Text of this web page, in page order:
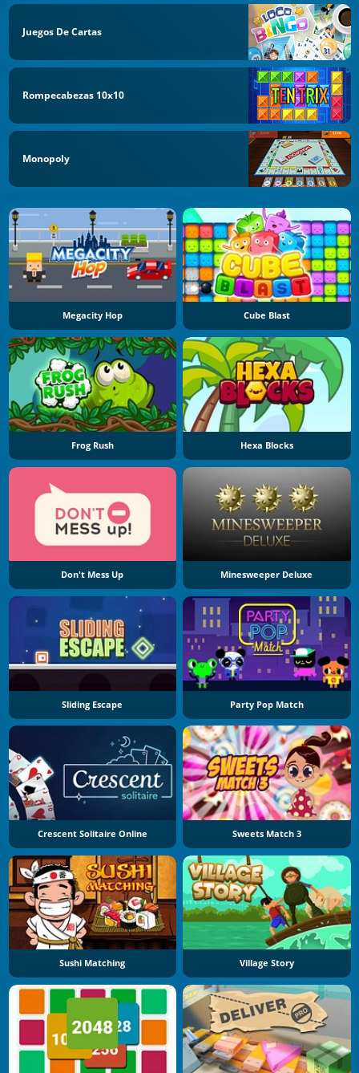
Juegos De Cartas
Rompecabezas 10x10
Monopoly
Megacity Hop Cube Blast
Frog Rush Hexa Blocks
Don't Mess Up Minesweeper Deluxe
Sliding Escape Party Pop Match
Crescent Solitaire Online Sweets Match 3
Sushi Matching Village Story